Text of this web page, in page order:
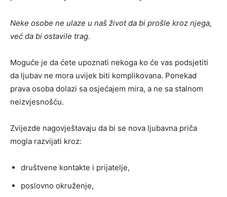
Neke osobe ne ulaze u naš život da bi prošle kroz njega,
već da bi ostavile trag.
Moguće je da ćete upoznati nekoga ko će vas podsjetiti
da ljubav ne mora uvijek biti komplikovana. Ponekad
prava osoba dolazi sa osjećajem mira, a ne sa stalnom
neizvjesnošću.
Zvijezde nagovještavaju da bi se nova ljubavna priča
mogla razvijati kroz:
društvene kontakte i prijatelje,
poslovno okruženje,